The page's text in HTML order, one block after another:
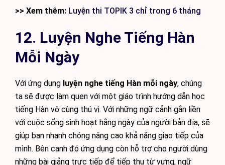
>> Xem thêm: Luyện thi TOPIK 3 chỉ trong 6 tháng
12. Luyện Nghe Tiếng Hàn
Mỗi Ngày
Với ứng dụng luyện nghe tiếng Hàn mỗi ngày, chúng
ta sẽ được làm quen với một giáo trình hướng dẫn học
tiếng Hàn vô cùng thú vị. Với những ngữ cảnh gắn liền
với cuộc sống sinh hoạt hằng ngày của người bản địa, sẽ
giúp bạn nhanh chóng nâng cao khả năng giao tiếp của
mình. Bên cạnh đó ứng dụng còn hỗ trợ cho người dùng
những bài giảng trực tiếp để tiếp thu từ vựng, ngữ